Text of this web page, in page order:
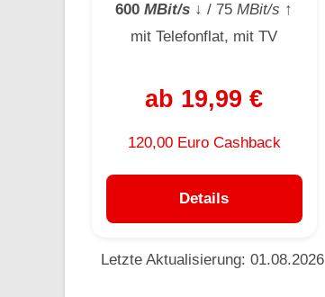
600 MBit/s ↓ / 75 MBit/s ↑
mit Telefonflat, mit TV
ab 19,99 €
120,00 Euro Cashback
Details
Letzte Aktualisierung: 01.08.2026